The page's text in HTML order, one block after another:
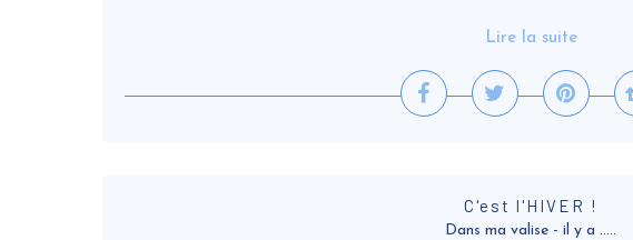
Lire la suite
C'est l'HIVER !
Dans ma valise - il y a .....